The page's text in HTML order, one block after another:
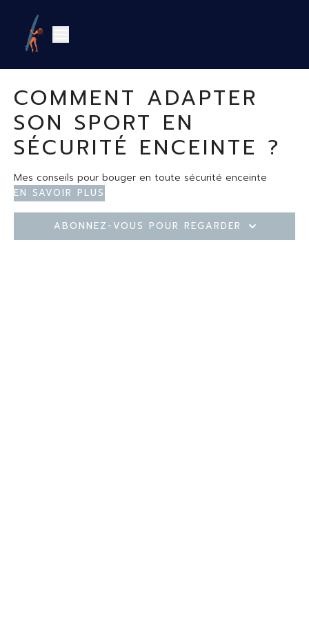
COMMENT ADAPTER
SON SPORT EN
SÉCURITÉ ENCEINTE ?
Mes conseils pour bouger en toute sécurité enceinte
En savoir plus
Abonnez-vous pour regarder